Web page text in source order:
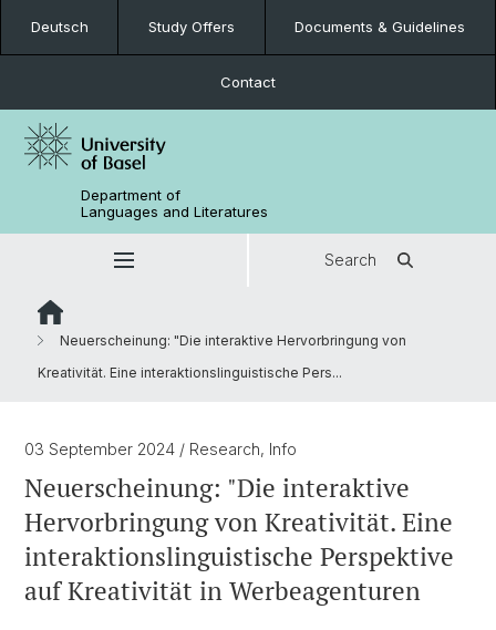
Deutsch Study Offers Documents & Guidelines
Contact
Department of
Languages and Literatures
Search
Neuerscheinung: "Die interaktive Hervorbringung von
Kreativität. Eine interaktionslinguistische Pers...
03 September 2024 / Research, Info
Neuerscheinung: "Die interaktive
Hervorbringung von Kreativität. Eine
interaktionslinguistische Perspektive
auf Kreativität in Werbeagenturen